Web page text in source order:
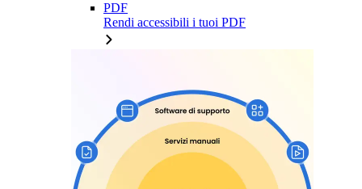
PDF
Rendi accessibili i tuoi PDF